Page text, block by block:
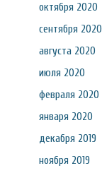
октября 2020
сентября 2020
августа 2020
июля 2020
февраля 2020
января 2020
декабря 2019
ноября 2019